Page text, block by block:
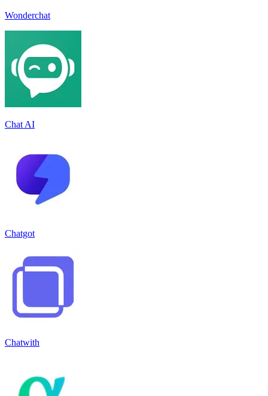
Wonderchat
Chat AI
Chatgot
Chatwith